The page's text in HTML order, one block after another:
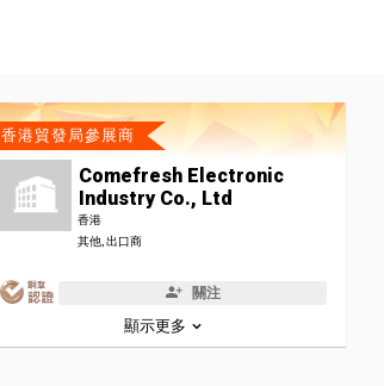
香港貿發局參展商
Comefresh Electronic
Industry Co., Ltd
香港
其他, 出口商
關注
顯示更多